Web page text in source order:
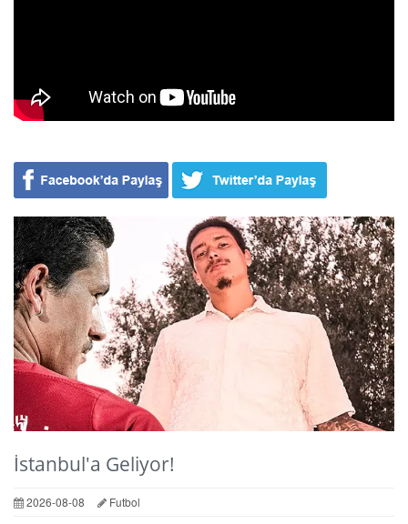
İstanbul'a Geliyor!
2026-08-08 Futbol